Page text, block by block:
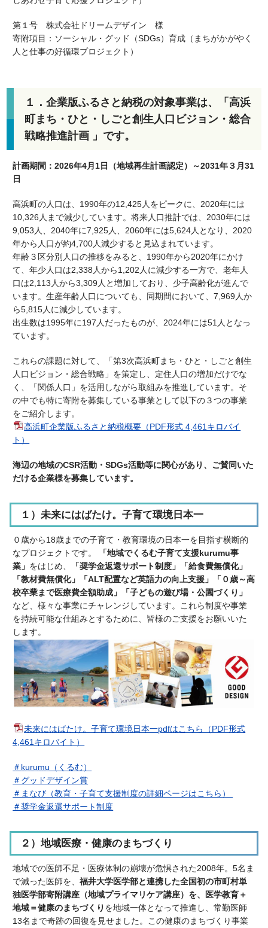
第１号 株式会社ドリームデザイン 様
寄附項目：ソーシャル・グッド（SDGs）育成（まちがかがやく
人と仕事の好循環プロジェクト）
１．企業版ふるさと納税の対象事業は、「高浜
町まち・ひと・しごと創生人口ビジョン・総合
戦略推進計画 」です。
計画期間：2026年4月1日（地域再生計画認定）～2031年３月31
日
高浜町の人口は、1990年の12,425人をピークに、2020年には
10,326人まで減少しています。将来人口推計では、2030年には
9,053人、2040年に7,925人、2060年には5,624人となり、2020
年から人口が約4,700人減少すると見込まれています。
年齢３区分別人口の推移をみると、1990年から2020年にかけ
て、年少人口は2,338人から1,202人に減少する一方で、老年人
口は2,113人から3,309人と増加しており、少子高齢化が進んで
います。生産年齢人口についても、同期間において、7,969人か
ら5,815人に減少しています。
出生数は1995年に197人だったものが、2024年には51人となっ
ています。
これらの課題に対して、「第3次高浜町まち・ひと・しごと創生
人口ビジョン・総合戦略」を策定し、定住人口の増加だけでな
く、「関係人口」を活用しながら取組みを推進しています。そ
の中でも特に寄附を募集している事業として以下の３つの事業
をご紹介します。
高浜町企業版ふるさと納税概要（PDF形式 4,461キロバイ
ト）
海辺の地域のCSR活動・SDGs活動等に関心があり、ご賛同いた
だける企業様を募集しています。
１）未来にはばたけ。子育て環境日本一
０歳から18歳までの子育て・教育環境の日本一を目指す横断的
なプロジェクトです。
「地域でくるむ子育て支援kurumu事
業」 をはじめ、
「奨学金返還サポート制度」「給食費無償化」
「教材費無償化」「ALT配置など英語力の向上支援」「０歳～高
校卒業まで医療費全額助成」「子どもの遊び場・公園づくり」
など、様々な事業にチャレンジしています。これら制度や事業
を持続可能な仕組みとするために、皆様のご支援をお願いいた
します。
未来にはばたけ。子育て環境日本一pdfはこちら（PDF形式
4,461キロバイト）
＃kurumu（くるむ）
＃グッドデザイン賞
＃まなび（教育・子育て支援制度の詳細ページはこちら）
＃奨学金返還サポート制度
２）地域医療・健康のまちづくり
地域での医師不足・医療体制の崩壊が危惧された2008年。5名ま
で減った医師を、福井大学医学部と連携した全国初の市町村単
独医学部寄附講座（地域プライマリケア講座）を、医学教育＋
地域＝健康のまちづくり を地域一体となって推進し、常勤医師
13名まで奇跡の回復を見せました。この健康のまちづくり事業